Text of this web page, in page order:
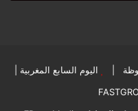
اليوم السابع المغربية